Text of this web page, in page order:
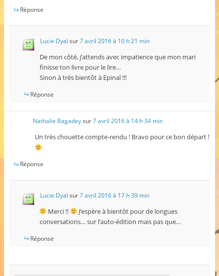
Réponse
Lucie Dyal sur7 avril 2016 à 10 h 21 min
De mon côté, j’attends avec impatience que mon mari
finisse ton livre pour le lire…
Sinon à très bientôt à Epinal !!!
Réponse
Nathalie Bagadeysur7 avril 2016 à 14 h 34 min
Un très chouette compte-rendu ! Bravo pour ce bon départ !
Réponse
Lucie Dyal sur7 avril 2016 à 17 h 39 min
Merci !!
J’espère à bientôt pour de longues
conversations… sur l’auto-édition mais pas que…
Réponse